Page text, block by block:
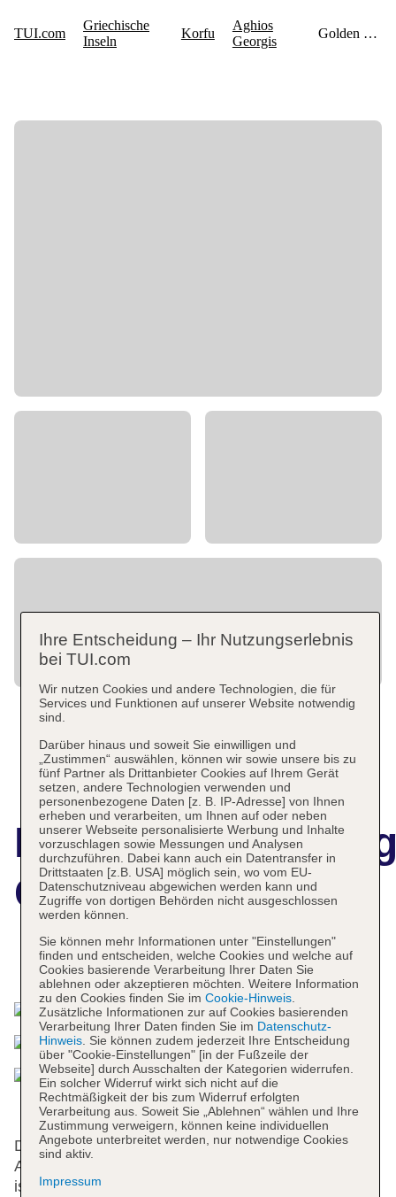
Golden Sands
Das bietet Ihre Unterkunft
Das Hotel bietet 66 Zimmer und verfügt über einen
Aufzug. Das freundliche Personal an der Rezeption
ist gerne bei allen Fragen behilflich. Ein Safe, eine
Ihre Entscheidung – Ihr Nutzungserlebnis
bei TUI.com
Wir nutzen Cookies und andere Technologien, die für
Services und Funktionen auf unserer Website notwendig
sind.
Darüber hinaus und soweit Sie einwilligen und
„Zustimmen“ auswählen, können wir sowie unsere bis zu
fünf Partner als Drittanbieter Cookies auf Ihrem Gerät
setzen, andere Technologien verwenden und
personenbezogene Daten [z. B. IP-Adresse] von Ihnen
erheben und verarbeiten, um Ihnen auf oder neben
unserer Webseite personalisierte Werbung und Inhalte
vorzuschlagen sowie Messungen und Analysen
durchzuführen. Dabei kann auch ein Datentransfer in
Drittstaaten [z.B. USA] möglich sein, wo vom EU-
Datenschutzniveau abgewichen werden kann und
Zugriffe von dortigen Behörden nicht ausgeschlossen
werden können.
Sie können mehr Informationen unter "Einstellungen"
finden und entscheiden, welche Cookies und welche auf
Cookies basierende Verarbeitung Ihrer Daten Sie
ablehnen oder akzeptieren möchten. Weitere Information
zu den Cookies finden Sie im Cookie-Hinweis.
Zusätzliche Informationen zur auf Cookies basierenden
Verarbeitung Ihrer Daten finden Sie im Datenschutz-
Hinweis. Sie können zudem jederzeit Ihre Entscheidung
über "Cookie-Einstellungen" [in der Fußzeile der
Webseite] durch Ausschalten der Kategorien widerrufen.
Ein solcher Widerruf wirkt sich nicht auf die
Rechtmäßigkeit der bis zum Widerruf erfolgten
Verarbeitung aus. Soweit Sie „Ablehnen“ wählen und Ihre
Zustimmung verweigern, können keine individuellen
Angebote unterbreitet werden, nur notwendige Cookies
sind aktiv.
Impressum